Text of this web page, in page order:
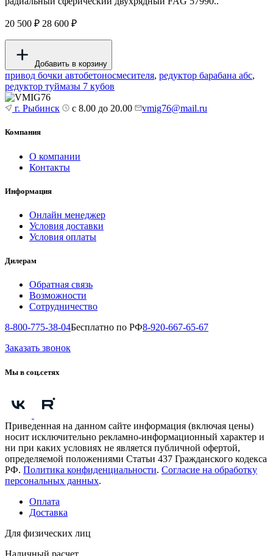
20 500 ₽ 28 600 ₽
Добавить в корзину
привод бочки автобетоносмесителя, редуктор барабана абс,
редуктор туймазы 7 кубов
г. Рыбинск с 8.00 до 20.00 vmig76@mail.ru
Компания
О компании
Контакты
Информация
Онлайн менеджер
Условия доставки
Условия оплаты
Дилерам
Обратная связь
Возможности
Сотрудничество
8-800-775-38-04Бесплатно по РФ8-920-667-65-67
Заказать звонок
Мы в соц.сетях
Приведенная на данном сайте информация (включая цены)
носит исключительно рекламно-информационный характер и
ни при каких условиях не является публичной офертой,
определяемой положениями Статьи 437 Гражданского кодекса
РФ. Политика конфиденциальности. Согласие на обработку
персональных данных.
Оплата
Доставка
Для физических лиц
Наличный расчет